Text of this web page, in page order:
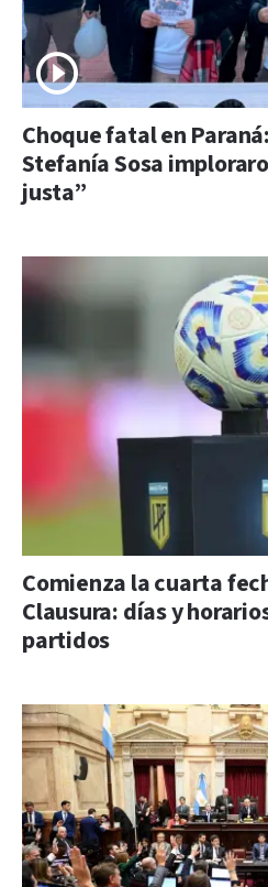
Choque fatal en
Stefanía Sosa
justa”
Comienza la cuarta
Clausura: días y
partidos